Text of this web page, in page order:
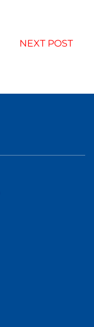
NEXT POST